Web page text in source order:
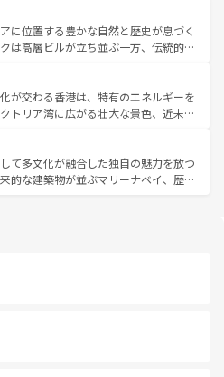
ら、韓国の多彩な魅力を心ゆくまで味
わってみてほしい。 なお、新着の韓国情報はコンテンツ一
。
統が息づく。ハノイの古い町並みやホ
ス統治時代の建物も、独特の雰囲気を
た、バラエティの豊かさとおいしさで
ンミー、ベトナムコーヒーなどは、ぜ
。どの地域を訪れてもあたたかい人々
れるので、きっと忘れられない旅にな
に位置する豊かな自然と歴史が息づく
は高層ビルが立ち並ぶ一方、伝統的な
る。北部ではチェンマイなどの山岳地
、南部ではプーケットやクラビの美し
気分を楽しむことができる。タイ料理
中温暖で、どの季節にも異なる楽しみ
みやすいタイの人々、仏教を中心とし
な観光資源が、訪れる旅人を魅了し続
が交わる香港は、特有のエネルギーを
トリア湾に広がる壮大な景色、近未来
感動するはず。観光スポットが密集し
どころを回れるのも魅力。息をのむよ
な体験まで、香港を存分に楽しみ尽く
て多文化が融合した独自の魅力を放つ
的な建築物が並ぶマリーナベイ、歴史
元の風情を楽しめる外せないスポット